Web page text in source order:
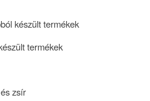
készült termékek
termékek
zsír